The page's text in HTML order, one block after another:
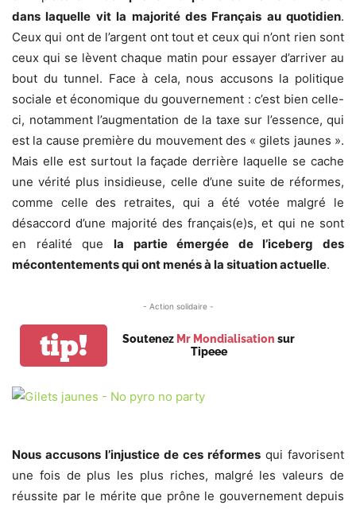
dans laquelle vit la majorité des Français au quotidien.
Ceux qui ont de l’argent ont tout et ceux qui n’ont rien sont
ceux qui se lèvent chaque matin pour essayer d’arriver au
bout du tunnel. Face à cela, nous accusons la politique
sociale et économique du gouvernement : c’est bien celle-
ci, notamment l’augmentation de la taxe sur l’essence, qui
est la cause première du mouvement des « gilets jaunes ».
Mais elle est surtout la façade derrière laquelle se cache
une vérité plus insidieuse, celle d’une suite de réformes,
comme celle des retraites, qui a été votée malgré le
désaccord d’une majorité des français(e)s, et qui ne sont
en réalité que la partie émergée de l’iceberg des
mécontentements qui ont menés à la situation actuelle.
- Action solidaire -
tip! Soutenez Mr Mondialisation sur
Tipeee
Nous accusons l’injustice de ces réformes qui favorisent
une fois de plus les plus riches, malgré les valeurs de
réussite par le mérite que prône le gouvernement depuis